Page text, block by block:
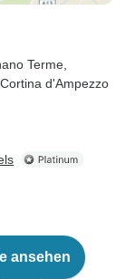
Terme
, Cortina d'Ampezzo
ansehen